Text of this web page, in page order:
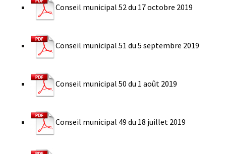
Conseil municipal 52 du 17 octobre 2019
Conseil municipal 51 du 5 septembre 2019
Conseil municipal 50 du 1 août 2019
Conseil municipal 49 du 18 juillet 2019